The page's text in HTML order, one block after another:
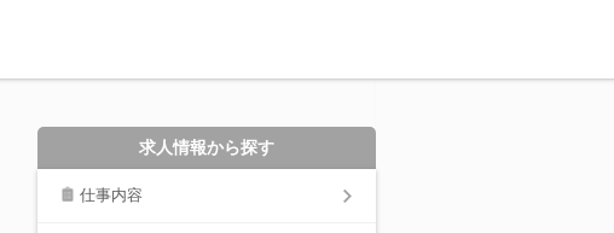
求人情報から探す
仕事内容